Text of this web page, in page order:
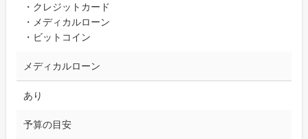
・クレジットカード
・メディカルローン
・ビットコイン
メディカルローン
あり
予算の目安